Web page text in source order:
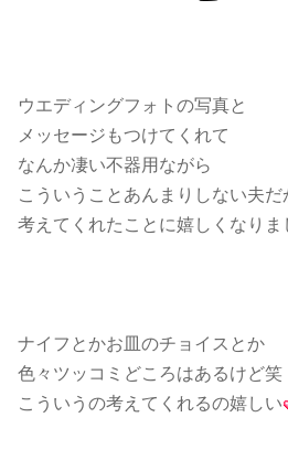
ウエディングフォトの写真と
メッセージもつけてくれて
なんか凄い不器用ながら
こういうことあんまりしない夫だ
考えてくれたことに嬉しくなりま
ナイフとかお皿のチョイスとか
色々ツッコミどころはあるけど笑
こういうの考えてくれるの嬉しい